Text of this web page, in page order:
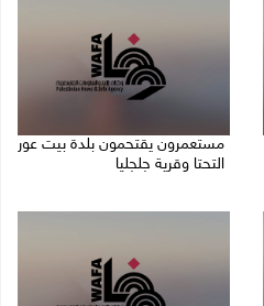
مستعمرون يقتحمون بلدة بيت عور
التحتا وقرية جلجليا